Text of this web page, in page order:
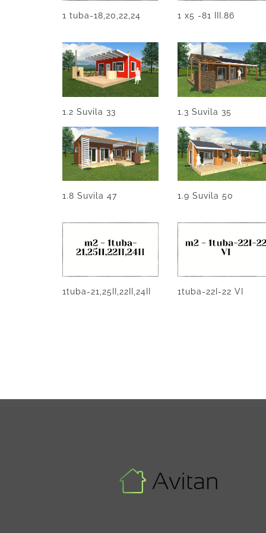
1 tuba-18,20,22,24 1 x5 -81 III.86
1.2 Suvila 33 1.3 Suvila 35
1.8 Suvila 47 1.9 Suvila 50
1tuba-21,25II,22II,24II 1tuba-22I-22 VI